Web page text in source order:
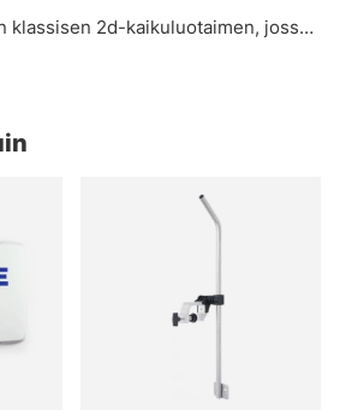
klassisen 2d-kaikuluotaimen, jossa
löydät yhdistelmät, joissa on
ja vasemmalle puolelle
lisäksi. Kaikilla tuotemerkeillä
se voi olla nimeltään
Sen toiminta on sama ja löydät
on tällainen toiminto, jos